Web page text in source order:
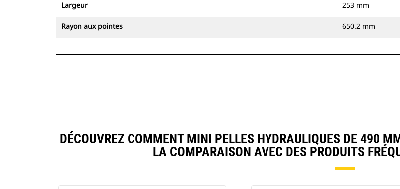
Largeur 253 mm
Rayon aux pointes 650.2 mm
DÉCOUVREZ COMMENT MINI PELLES HYDRAULIQUES DE 490
LA COMPARAISON AVEC DES PRODUITS